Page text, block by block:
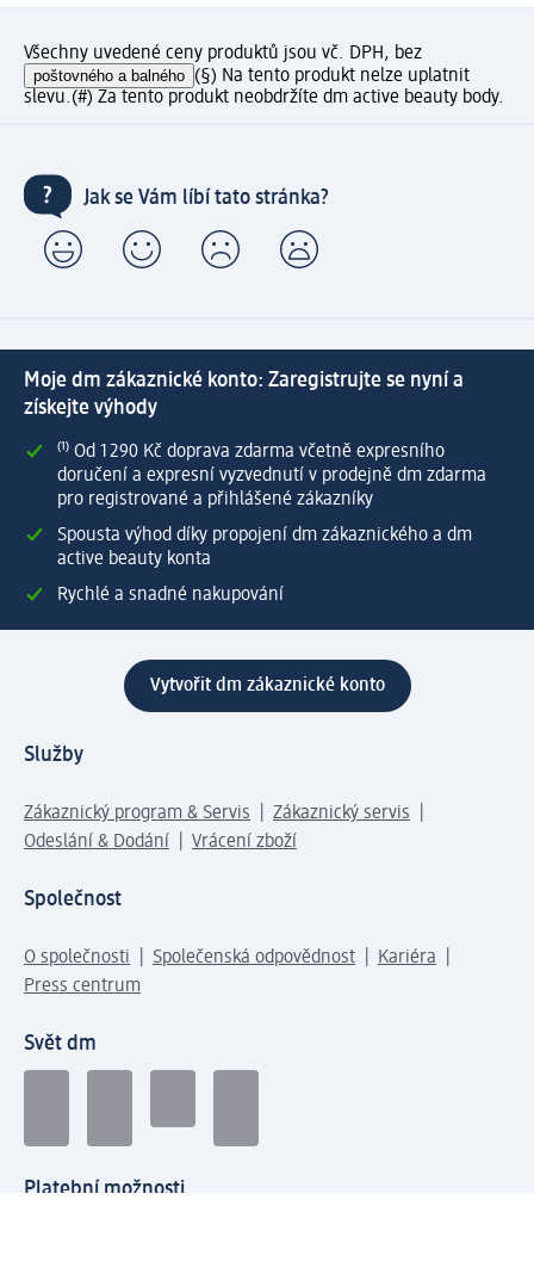
Všechny uvedené ceny produktů jsou vč. DPH, bez
poštovného a balného (§) Na tento produkt nelze uplatnit
slevu.(#) Za tento produkt neobdržíte dm active beauty body.
Jak se Vám líbí tato stránka?
Moje dm zákaznické konto: Zaregistrujte se nyní a
získejte výhody
⁽¹⁾ Od 1 290 Kč doprava zdarma včetně expresního
doručení a expresní vyzvednutí v prodejně dm zdarma
pro registrované a přihlášené zákazníky
Spousta výhod díky propojení dm zákaznického a dm
active beauty konta
Rychlé a snadné nakupování
Vytvořit dm zákaznické konto
Služby
Zákaznický program & Servis
Zákaznický servis
Odeslání & Dodání
Vrácení zboží
Společnost
O společnosti Společenská odpovědnost
Kariéra
Press centrum
Svět dm
Platební možnosti